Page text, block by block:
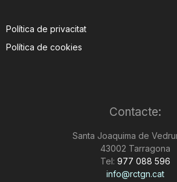
Política de privacitat
Política de cookies
Contacte:
Santa Joaquima de
43002 Tarragona
Tel: 977 088 596
info@rctgn.cat